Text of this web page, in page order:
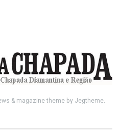
& magazine theme by Jegtheme.